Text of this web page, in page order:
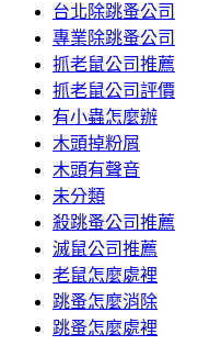
台北除跳蚤公司
專業除跳蚤公司
抓老鼠公司推薦
抓老鼠公司評價
有小蟲怎麼辦
木頭掉粉屑
木頭有聲音
未分類
殺跳蚤公司推薦
滅鼠公司推薦
老鼠怎麼處裡
跳蚤怎麼消除
跳蚤怎麼處裡